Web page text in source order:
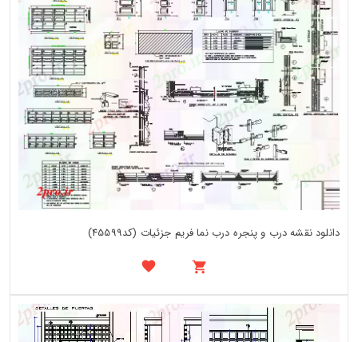
دانلود نقشه درب و پنجره درب نما فریم جزئیات (کد45599)